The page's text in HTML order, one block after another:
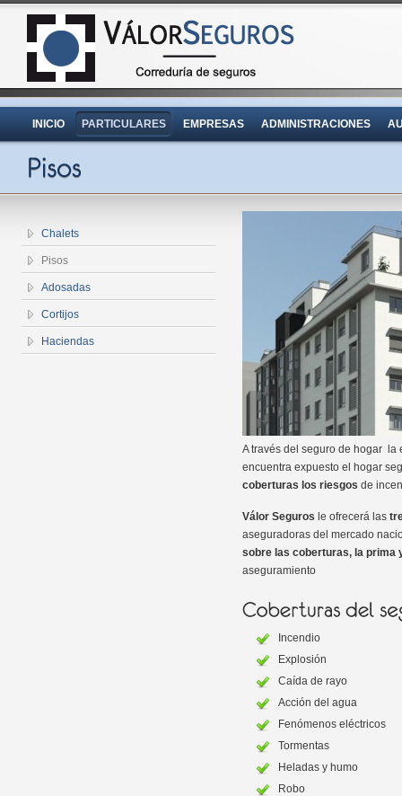
INICIO PARTICULARES EMPRESAS ADMINISTRACIONES
A través del seguro de hogar la
encuentra expuesto el hogar
coberturas los riesgos de
Válor Seguros le ofrecerá las
aseguradoras del mercado
sobre las coberturas, la prima
aseguramiento
Incendio
Explosión
Caída de rayo
Acción del agua
Fenómenos eléctricos
Tormentas
Heladas y humo
Robo
Chalets
Pisos
Adosadas
Cortijos
Haciendas